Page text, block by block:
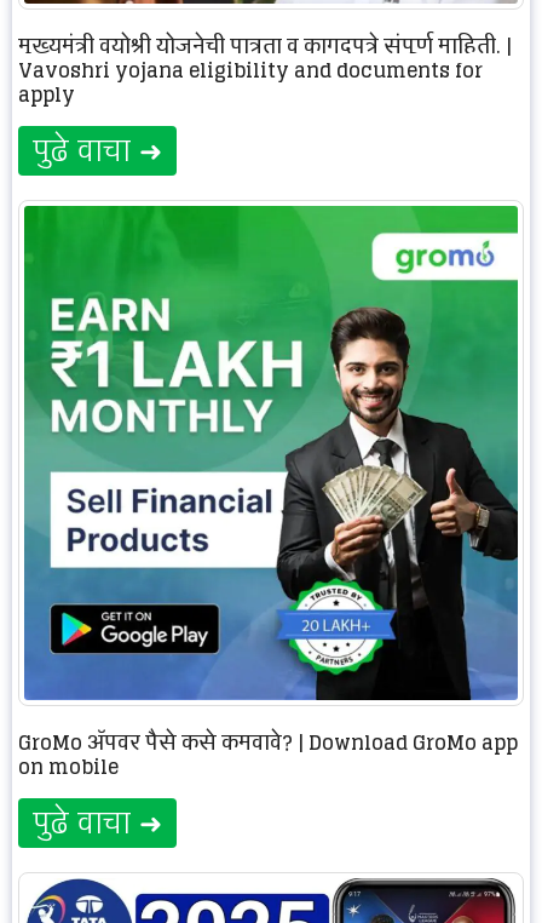
मुख्यमंत्री वयोश्री योजनेची पात्रता व कागदपत्रे संपूर्ण माहिती. |
Vayoshri yojana eligibility and documents for
apply
पुढे वाचा ➜
GroMo अ‍ॅपवर पैसे कसे कमवावे? | Download GroMo app
on mobile
पुढे वाचा ➜